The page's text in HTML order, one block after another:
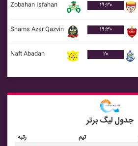
Zobahan Isfahan
۱۹:۳۰
Shams Azar Qazvin ۱۹:۳۰
Naft Abadan ۲۰
جدول لیگ برتر
رتبه تیم